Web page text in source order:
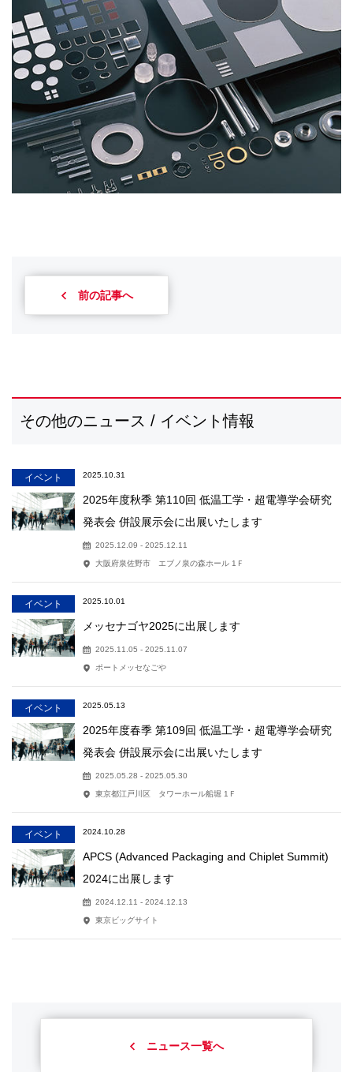
前の記事へ
その他のニュース / イベント情報
イベント 2025.10.31
2025年度秋季 第110回 低温工学・超電導学会研究
発表会 併設展示会に出展いたします
2025.12.09 - 2025.12.11
大阪府泉佐野市 エブノ泉の森ホール 1Ｆ
イベント 2025.10.01
メッセナゴヤ2025に出展します
2025.11.05 - 2025.11.07
ポートメッセなごや
イベント 2025.05.13
2025年度春季 第109回 低温工学・超電導学会研究
発表会 併設展示会に出展いたします
2025.05.28 - 2025.05.30
東京都江戸川区 タワーホール船堀 1Ｆ
イベント 2024.10.28
APCS (Advanced Packaging and Chiplet Summit)
2024に出展します
2024.12.11 - 2024.12.13
東京ビッグサイト
ニュース一覧へ